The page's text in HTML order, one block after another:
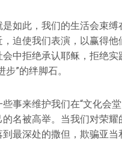
如此，我们的生活会束
迫使我们表演，以赢得
中拒绝承认耶稣，拒绝
”的绊脚石。
事来维护我们在“文化会
名被高举。当我们对荣
最深处的撒但，欺骗亚